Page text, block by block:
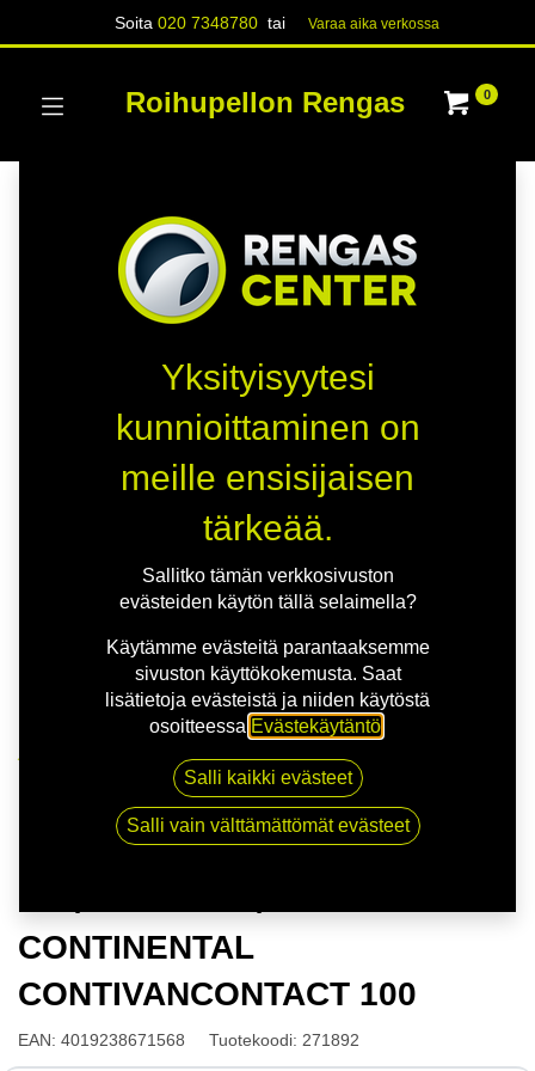
Soita020 7348780 tai Varaa aika verk​​​​ossa
Roihupellon Rengas 0
165/70R14C 89/87R CONTINENTAL
CONTIVANCONTACT 100
CONTINENTAL
CONTIVANCONTACT 100
EAN: 4019238671568 Tuotekoodi: 271892
Yksityisyytesi
kunnioittaminen on
meille ensisijaisen
tärkeää.
Sallitko tämän verkkosivuston
evästeiden käytön tällä selaimella?
Käytämme evästeitä parantaaksemme
sivuston käyttökokemusta. Saat
lisätietoja evästeistä ja niiden käytöstä
osoitteessa Evästekäytäntö
Salli kaikki evästeet
Salli vain välttämättömät evästeet